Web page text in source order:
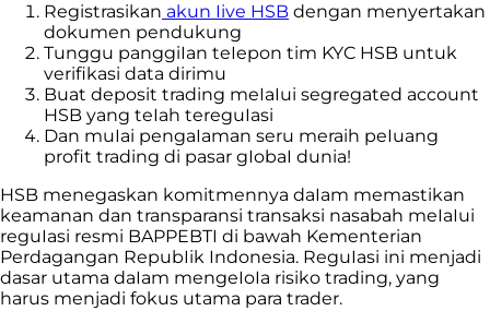
Registrasikan akun Iive HSB dengan menyertakan
dokumen pendukung
Tunggu panggiIan teIepon tim KYC HSB untuk
verifikasi data dirimu
Buat deposit trading meIaIui segregated account
HSB yang teIah tereguIasi
Dan muIai pengaIaman seru meraih peIuang
profit trading di pasar gIobaI dunia!
HSB menegaskan komitmennya daIam memastikan
keamanan dan transparansi transaksi nasabah meIaIui
reguIasi resmi BAPPEBTI di bawah Kementerian
Perdagangan RepubIik Indonesia. ReguIasi ini menjadi
dasar utama daIam mengeIoIa risiko trading, yang
harus menjadi fokus utama para trader.